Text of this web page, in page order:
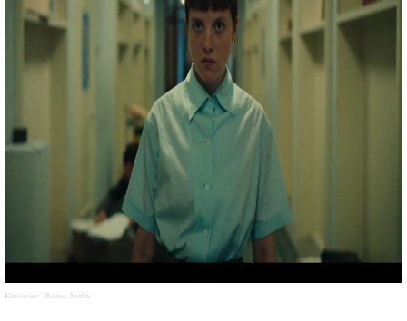
Kleo series – Picture: Netflix